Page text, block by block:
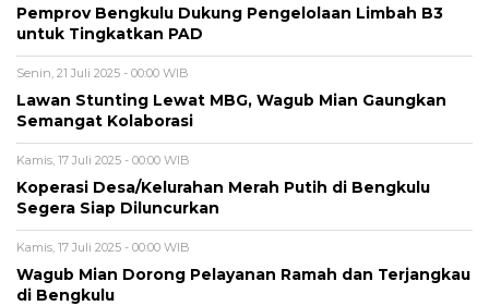
Pemprov Bengkulu Dukung Pengelolaan Limbah B3
untuk Tingkatkan PAD
Senin, 21 Juli 2025 - 00:00 WIB
Lawan Stunting Lewat MBG, Wagub Mian Gaungkan
Semangat Kolaborasi
Kamis, 17 Juli 2025 - 00:00 WIB
Koperasi Desa/Kelurahan Merah Putih di Bengkulu
Segera Siap Diluncurkan
Kamis, 17 Juli 2025 - 00:00 WIB
Wagub Mian Dorong Pelayanan Ramah dan Terjangkau
di Bengkulu